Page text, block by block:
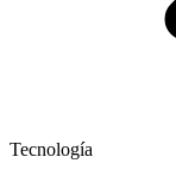
Tecnología